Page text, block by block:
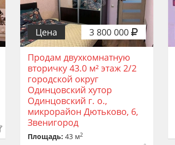
3 800 000
Цена
Продам двухкомнатную
вторичку 43.0 м² этаж 2/2
городской округ
Одинцовский хутор
Одинцовский г. о.,
микрорайон Дютьково, 6,
Звенигород
Площадь: 43 м2